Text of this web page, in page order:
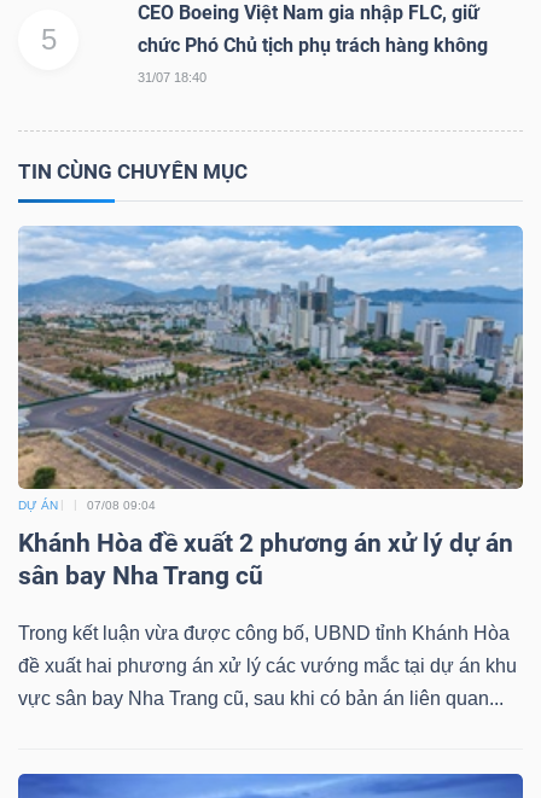
5
CEO Boeing Việt Nam gia nhập FLC, giữ
chức Phó Chủ tịch phụ trách hàng không
31/07 18:40
TIN CÙNG CHUYÊN MỤC
DỰ ÁN 07/08 09:04
Khánh Hòa đề xuất 2 phương án xử lý dự án
sân bay Nha Trang cũ
Trong kết luận vừa được công bố, UBND tỉnh Khánh Hòa
đề xuất hai phương án xử lý các vướng mắc tại dự án khu
vực sân bay Nha Trang cũ, sau khi có bản án liên quan...
(-)
Bài
viết
của
tác
giả
(-)
Báo
cáo
phân
tích
(-)
ngữ
(-)
vụ